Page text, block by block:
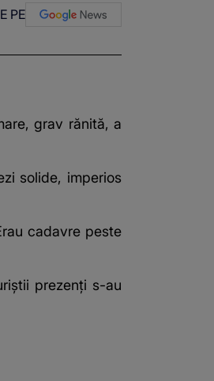
PE
grav rănită, a
solide, imperios
cadavre peste
prezenți s-au